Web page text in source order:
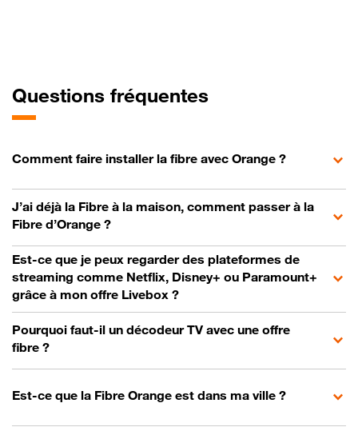
Questions fréquentes
Comment faire installer la fibre avec Orange ?
J’ai déjà la Fibre à la maison, comment passer à la
Fibre d’Orange ?
Est-ce que je peux regarder des plateformes de
streaming comme Netflix, Disney+ ou Paramount+
grâce à mon offre Livebox ?
Pourquoi faut-il un décodeur TV avec une offre
fibre ?
Est-ce que la Fibre Orange est dans ma ville ?